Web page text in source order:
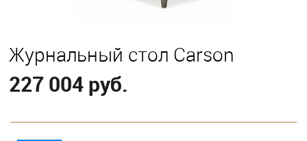
Журнальный стол Carson
227 004 руб.